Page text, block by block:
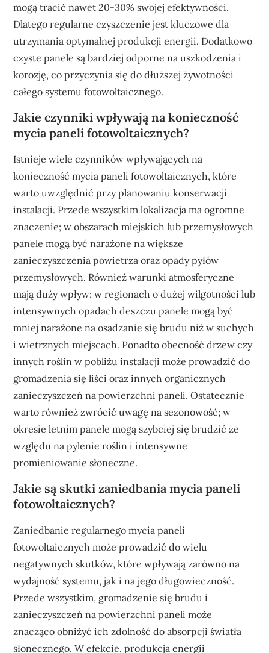
mogą tracić nawet 20-30% swojej efektywności.
Dlatego regularne czyszczenie jest kluczowe dla
utrzymania optymalnej produkcji energii. Dodatkowo
czyste panele są bardziej odporne na uszkodzenia i
korozję, co przyczynia się do dłuższej żywotności
całego systemu fotowoltaicznego.
Jakie czynniki wpływają na konieczność
mycia paneli fotowoltaicznych?
Istnieje wiele czynników wpływających na
konieczność mycia paneli fotowoltaicznych, które
warto uwzględnić przy planowaniu konserwacji
instalacji. Przede wszystkim lokalizacja ma ogromne
znaczenie; w obszarach miejskich lub przemysłowych
panele mogą być narażone na większe
zanieczyszczenia powietrza oraz opady pyłów
przemysłowych. Również warunki atmosferyczne
mają duży wpływ; w regionach o dużej wilgotności lub
intensywnych opadach deszczu panele mogą być
mniej narażone na osadzanie się brudu niż w suchych
i wietrznych miejscach. Ponadto obecność drzew czy
innych roślin w pobliżu instalacji może prowadzić do
gromadzenia się liści oraz innych organicznych
zanieczyszczeń na powierzchni paneli. Ostatecznie
warto również zwrócić uwagę na sezonowość; w
okresie letnim panele mogą szybciej się brudzić ze
względu na pylenie roślin i intensywne
promieniowanie słoneczne.
Jakie są skutki zaniedbania mycia paneli
fotowoltaicznych?
Zaniedbanie regularnego mycia paneli
fotowoltaicznych może prowadzić do wielu
negatywnych skutków, które wpływają zarówno na
wydajność systemu, jak i na jego długowieczność.
Przede wszystkim, gromadzenie się brudu i
zanieczyszczeń na powierzchni paneli może
znacząco obniżyć ich zdolność do absorpcji światła
słonecznego. W efekcie, produkcja energii